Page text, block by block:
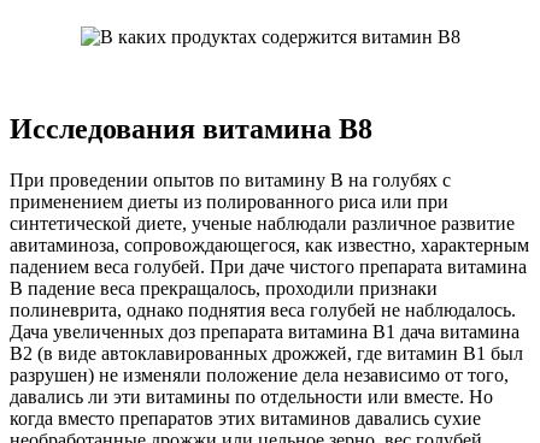
Исследования витамина В8
При проведении опытов по витамину B на голубях с
применением диеты из полированного риса или при
синтетической диете, ученые наблюдали различное развитие
авитаминоза, сопровождающегося, как известно, характерным
падением веса голубей. При даче чистого препарата витамина
В падение веса прекращалось, проходили признаки
полиневрита, однако поднятия веса голубей не наблюдалось.
Дача увеличенных доз препарата витамина В1 дача витамина
В2 (в виде автоклавированных дрожжей, где витамин В1 был
разрушен) не изменяли положение дела независимо от того,
давались ли эти витамины по отдельности или вместе. Но
когда вместо препаратов этих витаминов давались сухие